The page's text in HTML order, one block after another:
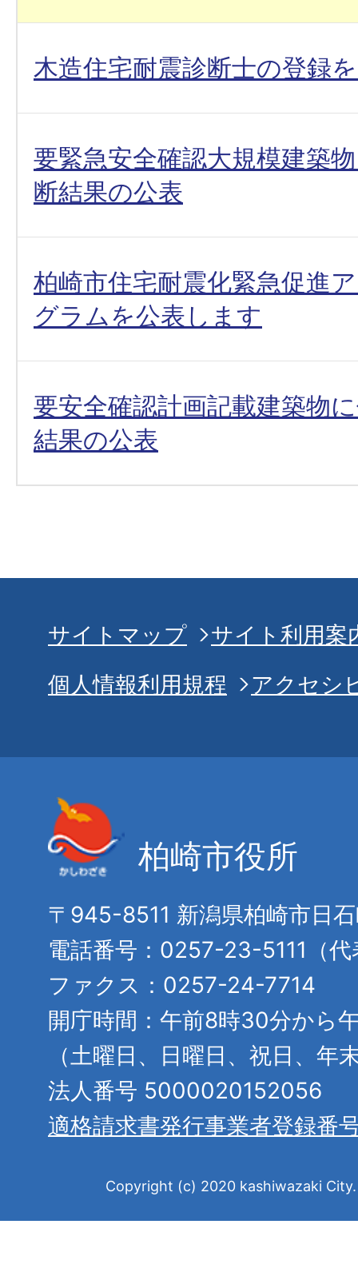
木造住宅耐震診断士の登録
要緊急安全確認大規模建築
断結果の公表
柏崎市住宅耐震化緊急促進
グラムを公表します
要安全確認計画記載建築物
結果の公表
サイトマップ
サイト利用案
個人情報利用規程
アクセシ
柏崎市役所
〒945-8511 新潟県柏崎市日
電話番号：0257-23-5111（代
ファクス：0257-24-7714
開庁時間：午前8時30分から
（土曜日、日曜日、祝日、年
法人番号 5000020152056
適格請求書発行事業者登録番
Copyright (c) 2020 kashiwazaki